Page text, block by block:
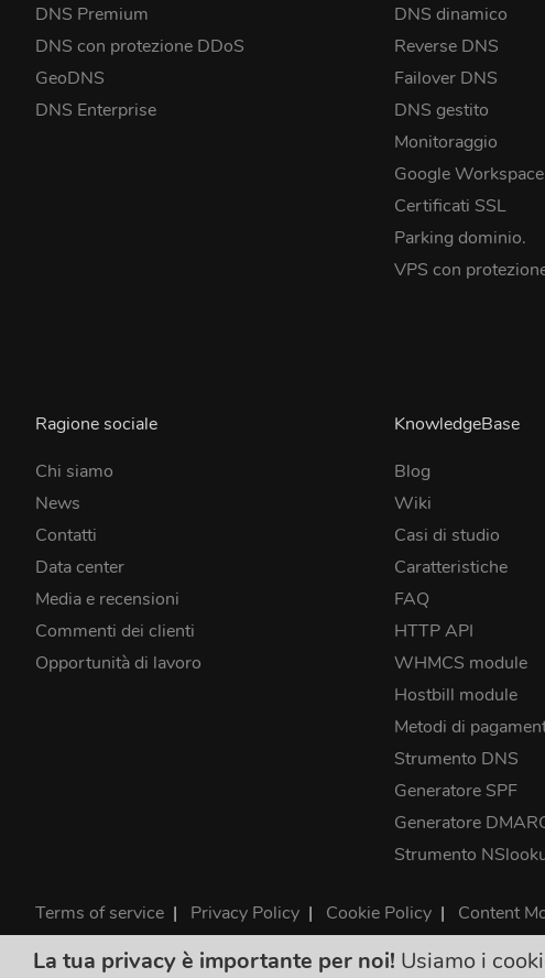
DNS Premium
DNS con protezione DDoS
GeoDNS
DNS Enterprise
DNS dinamico
Reverse DNS
Failover DNS
DNS gestito
Monitoraggio
Google Workspace
Certificati SSL
Parking dominio.
VPS con
Ragione sociale
Chi siamo
News
Contatti
Data center
Media e recensioni
Commenti dei clienti
Opportunità di lavoro
KnowledgeBase
Blog
Wiki
Casi di studio
Caratteristiche
FAQ
HTTP API
WHMCS module
Hostbill module
Metodi di
Strumento DNS
Generatore SPF
Generatore
Strumento
Terms of service | Privacy Policy | Cookie Policy | Content
©2026 ClouDNS
La tua privacy è importante per noi! Usiamo i